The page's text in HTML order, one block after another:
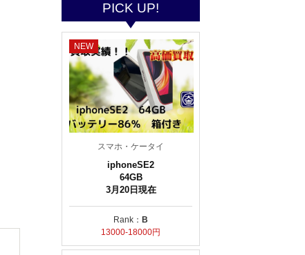
PICK UP!
NEW
スマホ・ケータイ
iphoneSE2
64GB
3月20日現在
Rank： B
13000-18000円